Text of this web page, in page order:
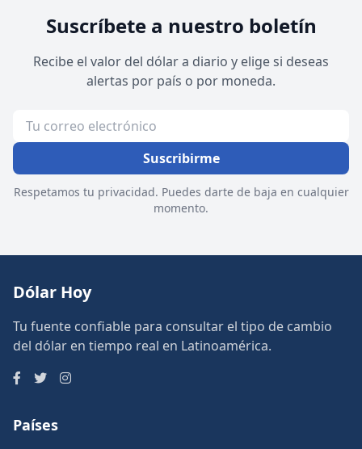
Suscríbete a nuestro boletín
Recibe el valor del dólar a diario y elige si deseas
alertas por país o por moneda.
Suscribirme
Respetamos tu privacidad. Puedes darte de baja en cualquier
momento.
Dólar Hoy
Tu fuente confiable para consultar el tipo de cambio
del dólar en tiempo real en Latinoamérica.
Países